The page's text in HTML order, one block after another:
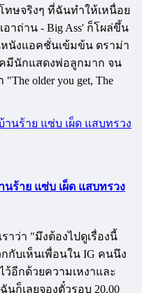
ษจริงๆ ที่ฉันทำให้เหนื่อย
าถ่าน - Big Ass' ก็โผล่ขึ้น
นหนังแอคชั่นเข้มข้น ดราม่า
มีนักแสดงพ่อลูกมาก จน
older you get, The
นร้าย แซ่บ เผ็ด แสบทรวง
าว่า "มึงต้องไปดูเรื่องนี้
กับเห็นเพื่อนใน IG คนนึง
อีกด้วยความเหงาและ
ก็เลยจองตั๋วรอบ 20.00